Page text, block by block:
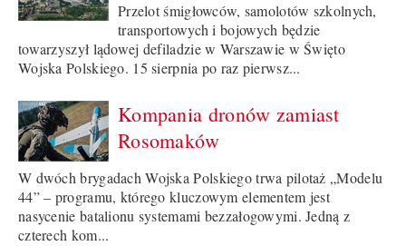
Przelot śmigłowców, samolotów szkolnych,
transportowych i bojowych będzie
towarzyszył lądowej defiladzie w Warszawie w Święto
Wojska Polskiego. 15 sierpnia po raz pierwsz...
Kompania dronów zamiast
Rosomaków
W dwóch brygadach Wojska Polskiego trwa pilotaż „Modelu
44” – programu, którego kluczowym elementem jest
nasycenie batalionu systemami bezzałogowymi. Jedną z
czterech kom...